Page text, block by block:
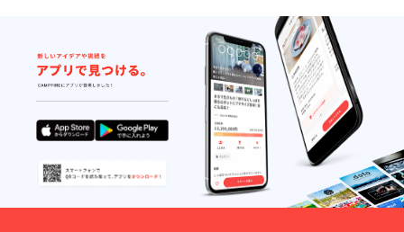
にてご
注文を
承りま
す。支
払いが
発生し
てしま
います
ので、
サイト
の購入
機能を
使用し
てのご
させて
いただ
きます
ので、
ご了承
くださ
い。ま
た、後
日サン
クス
メール
をお送
りいた
します
字数以
内でご
自由に
お使い
いただ
けま
す。
【注
意】 必
ず備考
欄に掲
載ご希
望のお
名前と